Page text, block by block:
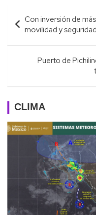
Navegación
de
entradas
Con inversión de
movilidad y
Puerto de
CLIMA